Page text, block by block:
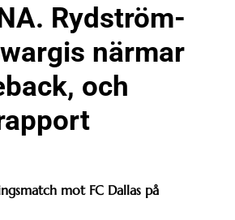
Rydström-
närmar
och
mot FC Dallas på